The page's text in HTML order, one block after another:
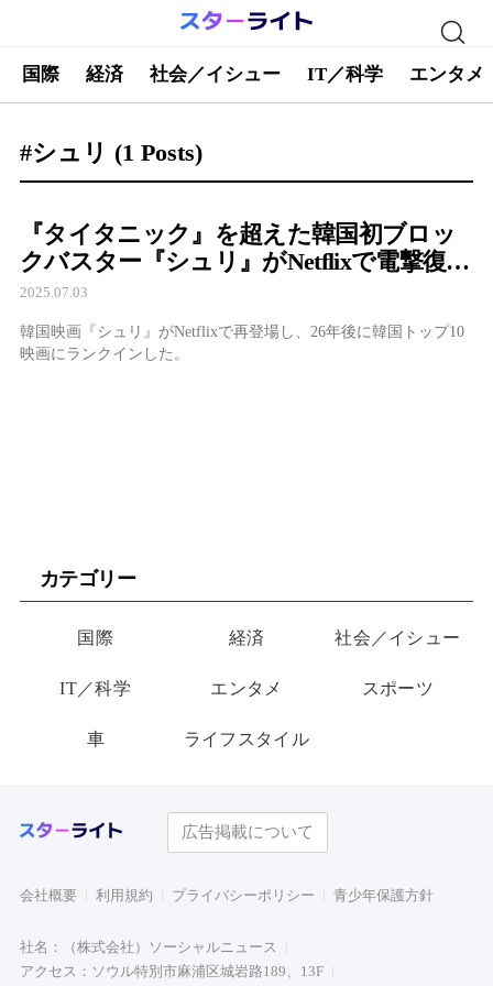
国際 経済 社会／イシュー IT／科学 エンタメ
#シュリ (1 Posts)
『タイタニック』を超えた韓国初ブロッ
クバスター『シュリ』がNetflixで電撃復
活、ハン・ソッキュ×チェ・ミンシクの名
作が再び話題
2025.07.03
韓国映画『シュリ』がNetflixで再登場し、26年後に韓国トップ10
映画にランクインした。
カテゴリー
国際 経済 社会／イシュー
IT／科学 エンタメ スポーツ
車 ライフスタイル
広告掲載について
会社概要 利用規約 プライバシーポリシー 青少年保護方針
社名：（株式会社）ソーシャルニュース
アクセス：ソウル特別市麻浦区城岩路189、13F